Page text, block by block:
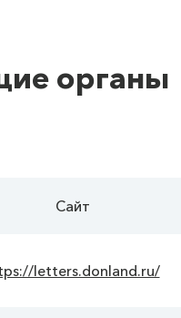
органы
Сайт
letters.donland.ru/